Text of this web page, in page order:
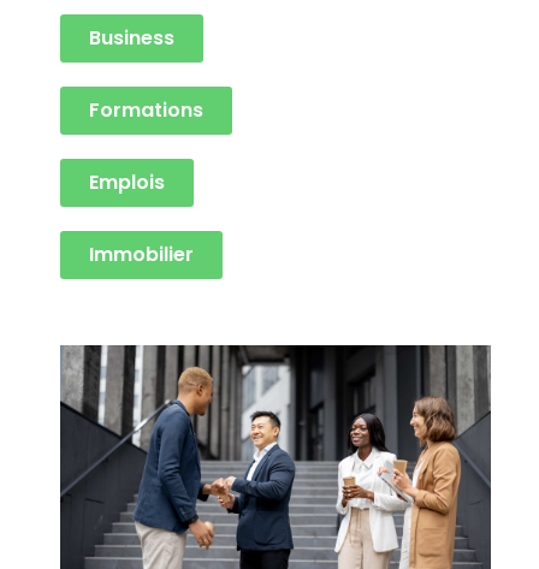
Business
Formations
Emplois
Immobilier